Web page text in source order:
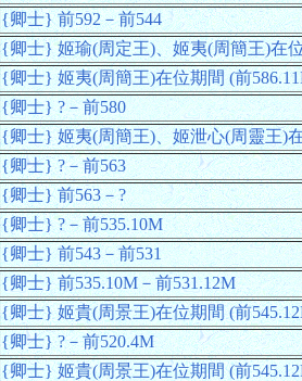
{卿士} 前592－前544
{卿士} 姬瑜(周定王)、姬夷(周簡王)在
{卿士} 姬夷(周簡王)在位期間 (前
{卿士} ?－前580
{卿士} 姬夷(周簡王)、姬泄心(周靈王)
{卿士} ?－前563
{卿士} 前563－?
{卿士} ?－前535.10M
{卿士} 前543－前531
{卿士} 前535.10M－前531.12M
{卿士} 姬貴(周景王)在位期間 (前
{卿士} ?－前520.4M
{卿士} 姬貴(周景王)在位期間 (前